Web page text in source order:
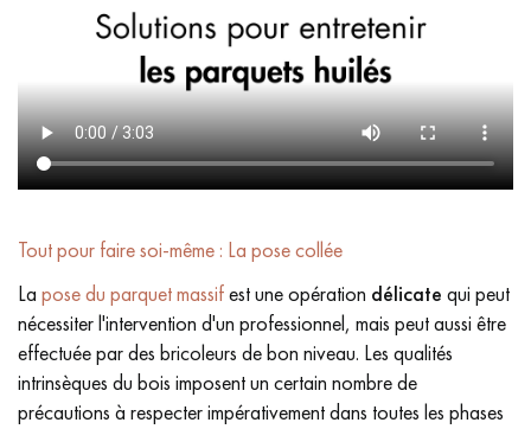
Tout pour faire soi-même : La pose collée
La pose du parquet massifest une opération délicate qui peut
nécessiter l'intervention d'un professionnel, mais peut aussi être
effectuée par des bricoleurs de bon niveau. Les qualités
intrinsèques du bois imposent un certain nombre de
précautions à respecter impérativement dans toutes les phases